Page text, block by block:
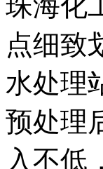
点细致
水处理
预处理
入不低